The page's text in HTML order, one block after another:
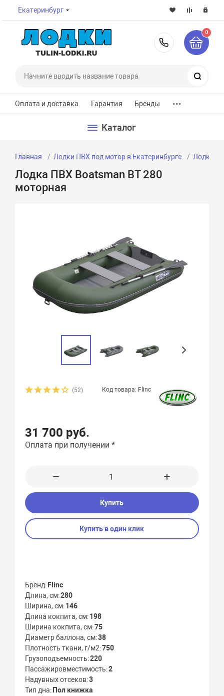
Екатеринбург
8-800-
0
Оплата и доставка Гарантия Бренды ...
Каталог
Главная Лодки ПВХ под мотор в Екатеринбурге Лодки
Лодка ПВХ Boatsman BT 280
моторная
(52) Код товара: Flinc
31 700 руб.
Оплата при получении *
Купить
Купить в один клик
Бренд Flinc
Длина, см 280
Ширина, см 146
Длина кокпита, см 198
Ширина кокпита, см 75
Диаметр баллона, см 38
Плотность ткани, г/м2 750
Грузоподъемность 220
Пассажировместимость 2
Надувных отсеков 3
Тип дна Пол книжка